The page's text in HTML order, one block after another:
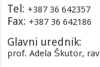
Tel: +387 36 642357
Fax: +387 36 642186
Glavni urednik:
prof. Adela Škutor,